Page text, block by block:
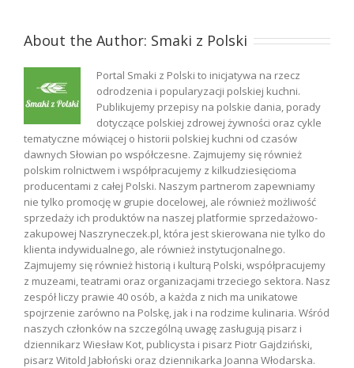
About the Author: Smaki z Polski
Portal Smaki z Polski to inicjatywa na rzecz
odrodzenia i popularyzacji polskiej kuchni.
Publikujemy przepisy na polskie dania, porady
dotyczące polskiej zdrowej żywności oraz cykle
tematyczne mówiącej o historii polskiej kuchni od czasów
dawnych Słowian po współczesne. Zajmujemy się również
polskim rolnictwem i współpracujemy z kilkudziesięcioma
producentami z całej Polski. Naszym partnerom zapewniamy
nie tylko promocję w grupie docelowej, ale również możliwość
sprzedaży ich produktów na naszej platformie sprzedażowo-
zakupowej Naszryneczek.pl, która jest skierowana nie tylko do
klienta indywidualnego, ale również instytucjonalnego.
Zajmujemy się również historią i kulturą Polski, współpracujemy
z muzeami, teatrami oraz organizacjami trzeciego sektora. Nasz
zespół liczy prawie 40 osób, a każda z nich ma unikatowe
spojrzenie zarówno na Polskę, jak i na rodzime kulinaria. Wśród
naszych członków na szczególną uwagę zasługują pisarz i
dziennikarz Wiesław Kot, publicysta i pisarz Piotr Gajdziński,
pisarz Witold Jabłoński oraz dziennikarka Joanna Włodarska.